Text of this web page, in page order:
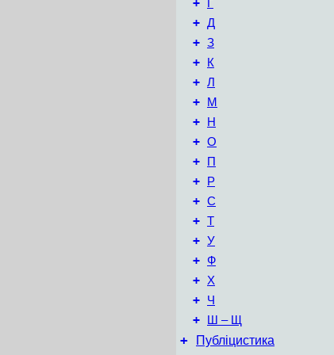
+ Г
+ Д
+ З
+ К
+ Л
+ М
+ Н
+ О
+ П
+ Р
+ С
+ Т
+ У
+ Ф
+ Х
+ Ч
+ Ш – Щ
+ Публіцистика